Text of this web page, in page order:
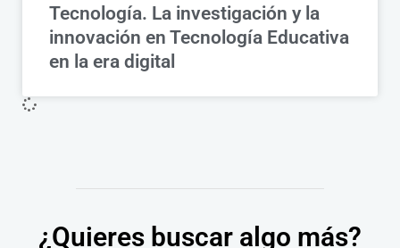
Tecnología. La investigación y la
innovación en Tecnología Educativa
en la era digital
¿Quieres buscar algo más?